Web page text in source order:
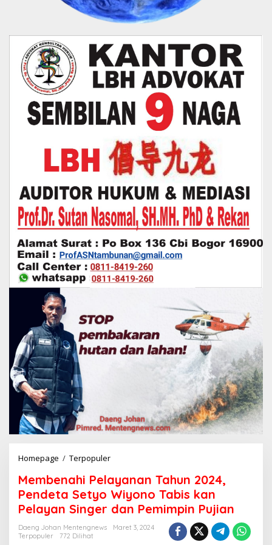
Homepage / Terpopuler
m
b
e
n
a
Membenahi Pelayanan Tahun 2024,
Pendeta Setyo Wiyono Tabis kan
Pelayan Singer dan Pemimpin Pujian
Daeng Johan Mentengnews
Maret 3, 2024
Terpopuler
772 Dilihat